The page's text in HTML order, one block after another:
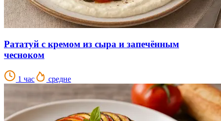
Рататуй с кремом из сыра и запечённым
чесноком
1 час средне